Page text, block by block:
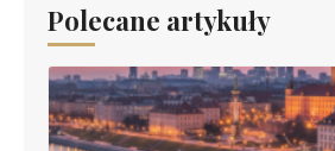
Polecane artykuły